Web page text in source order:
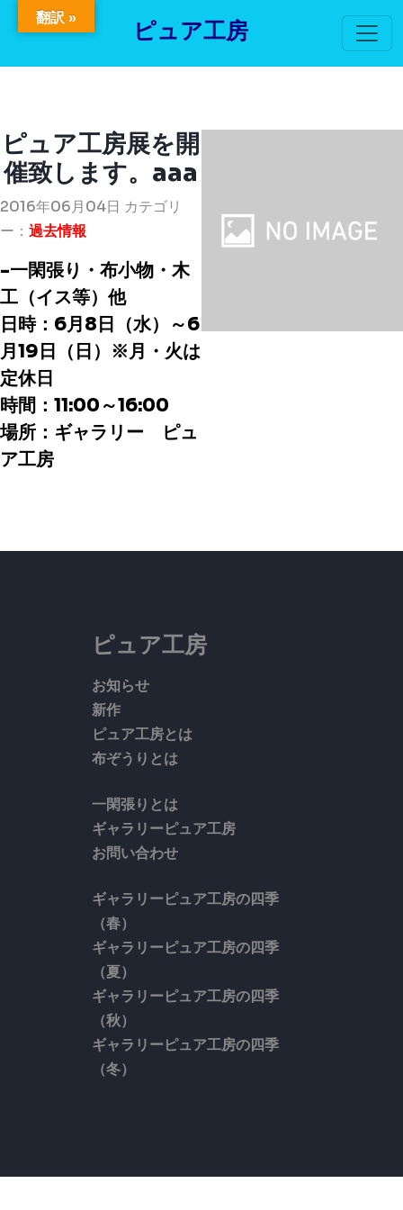
ピュア工房
ピュア工房展を開
催致します。aaa
2016年06月04日 カテゴリ
ー： 過去情報
-一閑張り・布小物・木
工（イス等）他
日時：6月8日（水）～6
月19日（日）※月・火は
定休日
時間：11:00～16:00
場所： ギャラリー ピュ
ア工房
ピュア工房
お知らせ
新作
ピュア工房とは
布ぞうりとは
一閑張りとは
ギャラリーピュア工房
お問い合わせ
ギャラリーピュア工房の四季
（春）
ギャラリーピュア工房の四季
（夏）
ギャラリーピュア工房の四季
（秋）
ギャラリーピュア工房の四季
（冬）
翻訳 »